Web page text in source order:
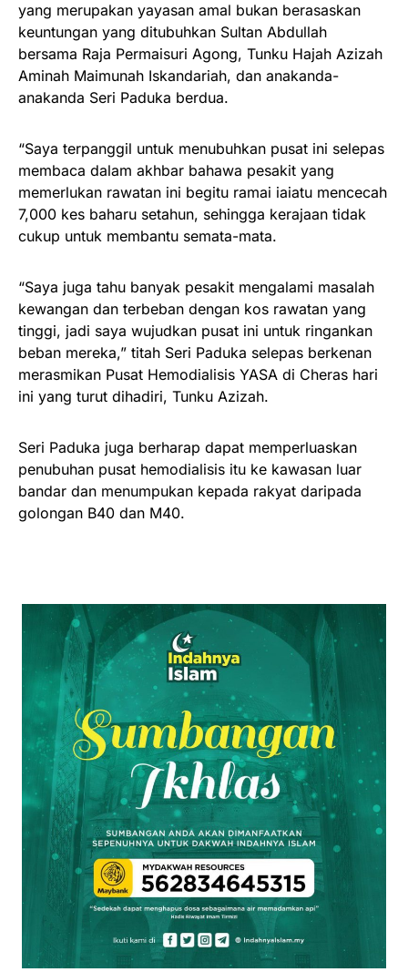
yang merupakan yayasan amal bukan berasaskan
keuntungan yang ditubuhkan Sultan Abdullah
bersama Raja Permaisuri Agong, Tunku Hajah Azizah
Aminah Maimunah Iskandariah, dan anakanda-
anakanda Seri Paduka berdua.
“Saya terpanggil untuk menubuhkan pusat ini selepas
membaca dalam akhbar bahawa pesakit yang
memerlukan rawatan ini begitu ramai iaiatu mencecah
7,000 kes baharu setahun, sehingga kerajaan tidak
cukup untuk membantu semata-mata.
“Saya juga tahu banyak pesakit mengalami masalah
kewangan dan terbeban dengan kos rawatan yang
tinggi, jadi saya wujudkan pusat ini untuk ringankan
beban mereka,” titah Seri Paduka selepas berkenan
merasmikan Pusat Hemodialisis YASA di Cheras hari
ini yang turut dihadiri, Tunku Azizah.
Seri Paduka juga berharap dapat memperluaskan
penubuhan pusat hemodialisis itu ke kawasan luar
bandar dan menumpukan kepada rakyat daripada
golongan B40 dan M40.